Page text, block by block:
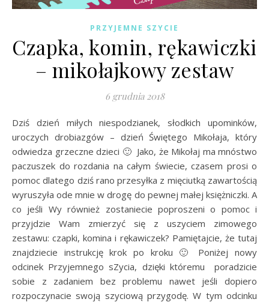
PRZYJEMNE SZYCIE
Czapka, komin, rękawiczki
– mikołajkowy zestaw
6 grudnia 2018
Dziś dzień miłych niespodzianek, słodkich upominków,
uroczych drobiazgów – dzień Świętego Mikołaja, który
odwiedza grzeczne dzieci 🙂 Jako, że Mikołaj ma mnóstwo
paczuszek do rozdania na całym świecie, czasem prosi o
pomoc dlatego dziś rano przesyłka z mięciutką zawartością
wyruszyła ode mnie w drogę do pewnej małej księżniczki. A
co jeśli Wy również zostaniecie poproszeni o pomoc i
przyjdzie Wam zmierzyć się z uszyciem zimowego
zestawu: czapki, komina i rękawiczek? Pamiętajcie, że tutaj
znajdziecie instrukcję krok po kroku 🙂 Poniżej nowy
odcinek Przyjemnego sZycia, dzięki któremu poradzicie
sobie z zadaniem bez problemu nawet jeśli dopiero
rozpoczynacie swoją szyciową przygodę. W tym odcinku